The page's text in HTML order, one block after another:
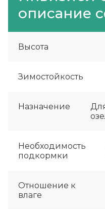
описание
Высота
Зимостойкость
Назначение
Необходимость
подкормки
Отношение к
влаге